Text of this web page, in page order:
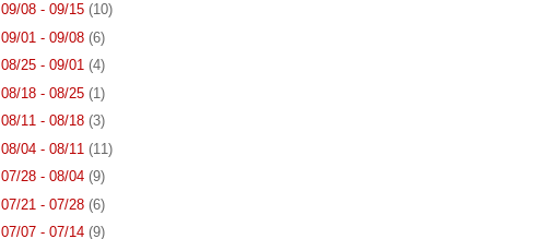
09/08 - 09/15 (10)
09/01 - 09/08 (6)
08/25 - 09/01 (4)
08/18 - 08/25 (1)
08/11 - 08/18 (3)
08/04 - 08/11 (11)
07/28 - 08/04 (9)
07/21 - 07/28 (6)
07/07 - 07/14 (9)